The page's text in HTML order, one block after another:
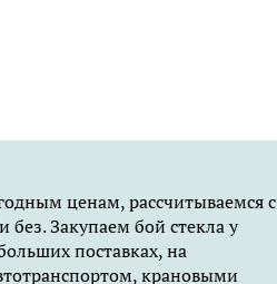
ценам, рассчитываемся с
Закупаем бой стекла у
поставках, на
крановыми